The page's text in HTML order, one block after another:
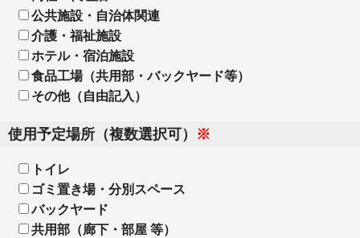
公共施設・自治体関連
介護・福祉施設
ホテル・宿泊施設
食品工場（共用部・バックヤード等）
その他（自由記入）
使用予定場所（複数選択可） ※
トイレ
ゴミ置き場・分別スペース
バックヤード
共用部（廊下・部屋 等）